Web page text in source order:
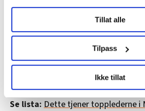
Undermer infokan du lese om
data behandles og hvordan du kan
brukes. Du kan hele tiden endre eller
samtykke fra erklæringen om
LO Medias publikasjoner
og fontene.no bruker
lære hvordan våre nettsider blir brukt
relevant innhold, tilpassede annonser
Tillat alle
Tilpass
Ikke tillat
Finanskrisen i 2008 sto også
fagligpolitiske samarbeidet.
Stoltenberg presenterte i januar
milliarder kroner, som ble fordelt
kommunene. Prinsippet var at
annet gjennom offentlige skoler og
Se lista: Dette tjener topplederne i